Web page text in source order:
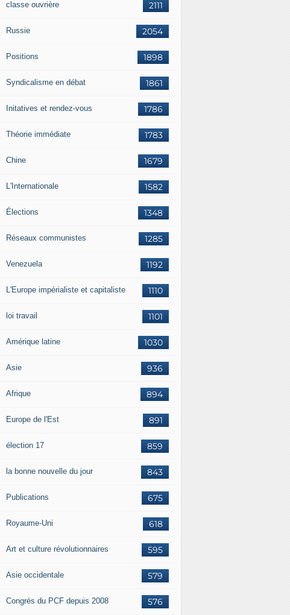
2111
classe ouvrière
2054
Russie
1898
Positions
1861
Syndicalisme en débat
1786
Initatives et rendez-vous
1783
Théorie immédiate
1679
Chine
1582
L'Internationale
1348
Élections
1285
Réseaux communistes
1192
Venezuela
1110
L'Europe impérialiste et capitaliste
1101
loi travail
1030
Amérique latine
936
Asie
894
Afrique
891
Europe de l'Est
859
élection 17
843
la bonne nouvelle du jour
675
Publications
618
Royaume-Uni
595
Art et culture révolutionnaires
579
Asie occidentale
576
Congrès du PCF depuis 2008